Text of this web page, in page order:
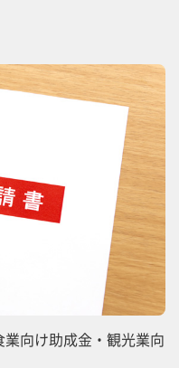
向け助成金・観光業向